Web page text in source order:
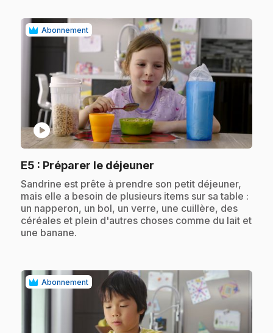
Abonnement
play_circle
E5 : Préparer le déjeuner
.Sandrine est prête à prendre son petit déjeuner,
mais elle a besoin de plusieurs items sur sa table :
un napperon, un bol, un verre, une cuillère, des
céréales et plein d'autres choses comme du lait et
une banane.
Abonnement